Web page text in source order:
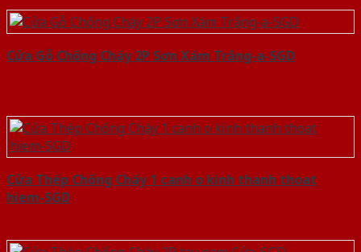
Cửa Gỗ Chống Cháy 2P Sơn Xám Trắng-a-SGD
Cửa Thép Chống Cháy 1 canh o kinh thanh thoat
hiem-SGD